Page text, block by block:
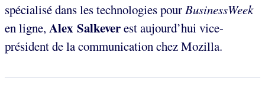
spécialisé dans les technologies pourBusinessWeek
en ligne, Alex Salkeverest aujourd’hui vice-
président de la communication chez Mozilla.